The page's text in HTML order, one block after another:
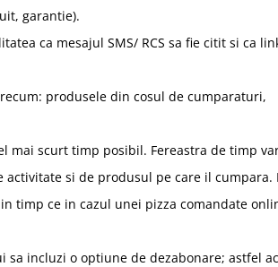
garantie).
ca mesajul SMS/ RCS sa fie citit si ca
produsele din cosul de cumparaturi,
mai scurt timp posibil. Fereastra de timp
si de produsul pe care il cumpara.
timp ce in cazul unei pizza comandate
sa incluzi o optiune de dezabonare; astfel